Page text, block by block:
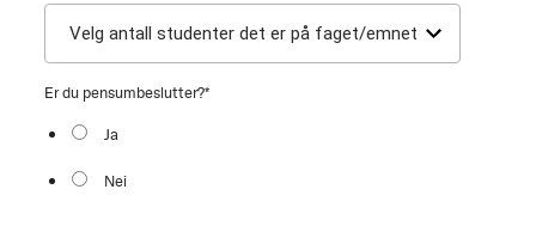
Er du pensumbeslutter?*
Ja
Nei